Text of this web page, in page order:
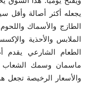
يجعله أكثر أصالة وأقل
الطازج والأسماك
الملابس والأحذية
الطعام الشارعي يقدم
ماسمان وسمك الشعاب
والأسعار الرخيصة تجعل